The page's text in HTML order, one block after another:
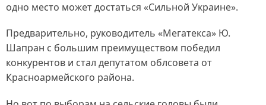
одно место может достаться «Сильной Украине».
Предварительно, руководитель «Мегатекса» Ю.
Шапран с большим преимуществом победил
конкурентов и стал депутатом облсовета от
Красноармейского района.